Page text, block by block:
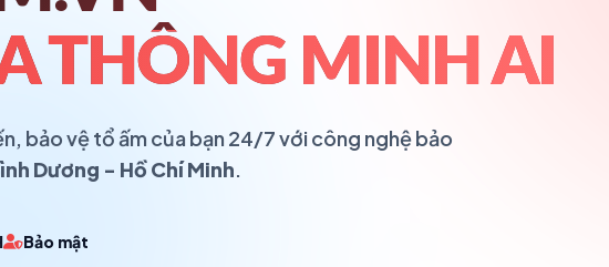
THÔNG MINH AI
bảo vệ tổ ấm của bạn 24/7 với công nghệ bảo
Dương - Hồ Chí Minh
Bảo mật